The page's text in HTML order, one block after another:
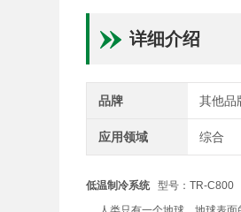
详细介绍
品牌 其他品
应用领域 综合
低温制冷系统 型号：TR-C800